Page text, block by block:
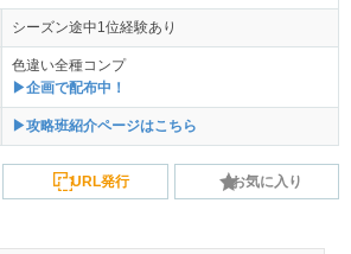
シーズン途中1位経験あり
色違い全種コンプ
▶企画で配布中！
▶攻略班紹介ページはこちら
URL発行 お気に入り